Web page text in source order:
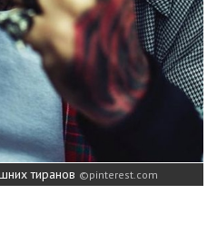
тиранов pinterest.com